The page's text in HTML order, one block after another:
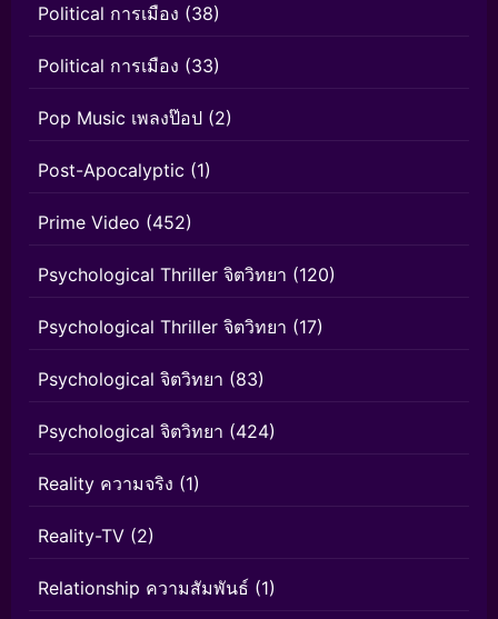
Political การเมือง (38)
Political การเมือง (33)
Pop Music เพลงป๊อป (2)
Post-Apocalyptic (1)
Prime Video (452)
Psychological Thriller จิตวิทยา (120)
Psychological Thriller จิตวิทยา (17)
Psychological จิตวิทยา (83)
Psychological จิตวิทยา (424)
Reality ความจริง (1)
Reality-TV (2)
Relationship ความสัมพันธ์ (1)